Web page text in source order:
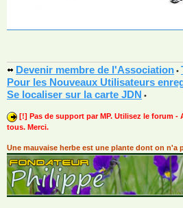
Devenir membre de l'Association •
Pour les Nouveaux Utilisateurs
Se localiser sur la carte JDN •
[!] Pas de support par MP. Utilisez le forum
tous. Merci.
Une mauvaise herbe est une plante dont on n'a